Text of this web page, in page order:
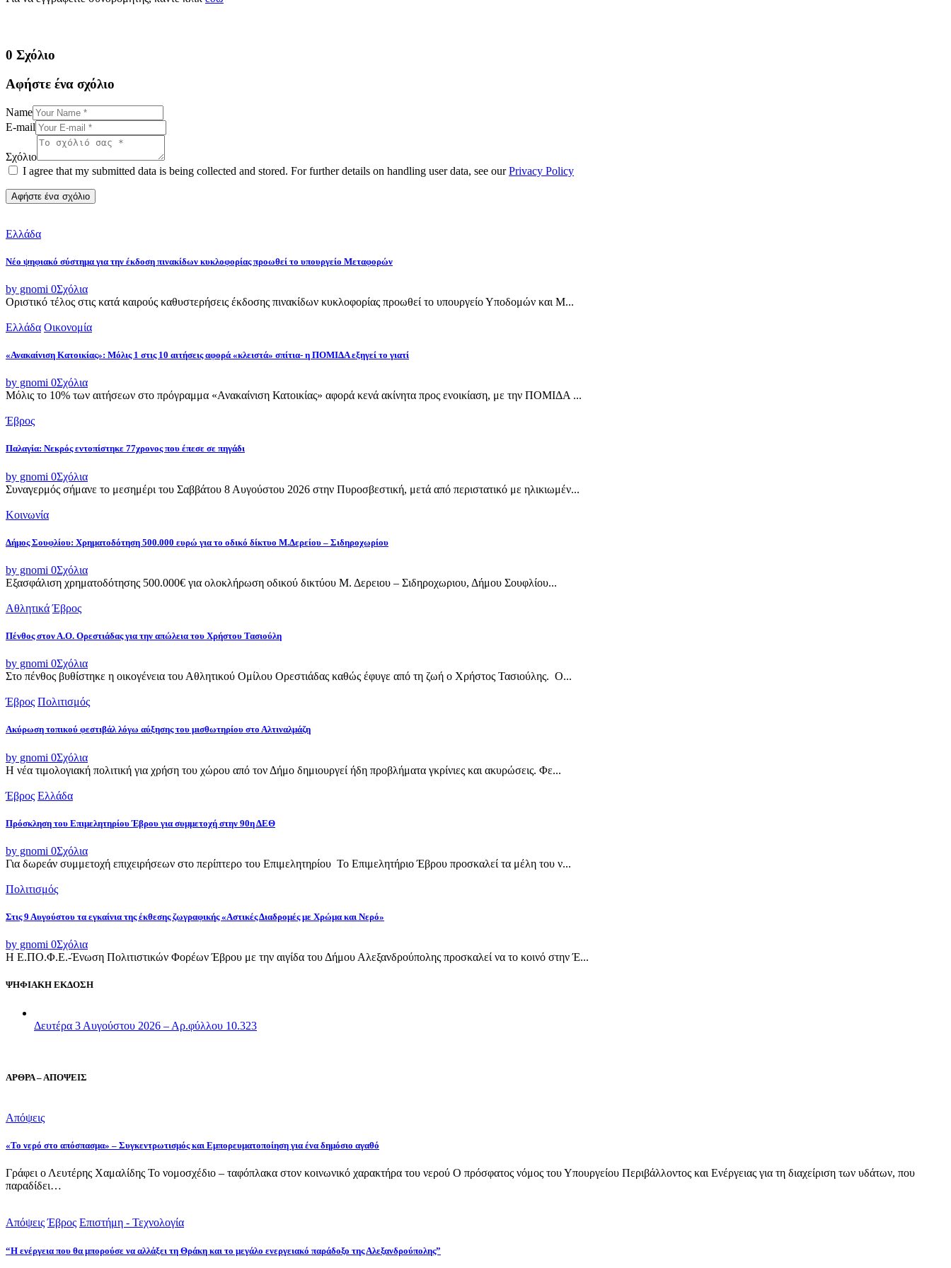
0 Σχόλιο
Αφήστε ένα σχόλιο
Name
E-mail
Σχόλιο
I agree that my submitted data is being collected and stored. For further details on handling user data, see ourPrivacy Policy
Ελλάδα
Νέο ψηφιακό σύστημα για την έκδοση πινακίδων κυκλοφορίας προωθεί το υπουργείο Μεταφορών
by gnomi 0Σχόλια
Οριστικό τέλος στις κατά καιρούς καθυστερήσεις έκδοσης πινακίδων κυκλοφορίας προωθεί το υπουργείο Υποδομών και Μ...
Ελλάδα Οικονομία
«Ανακαίνιση Κατοικίας»: Μόλις 1 στις 10 αιτήσεις αφορά «κλειστά» σπίτια- η ΠΟΜΙΔΑ εξηγεί το γιατί
by gnomi 0Σχόλια
Μόλις το 10% των αιτήσεων στο πρόγραμμα «Ανακαίνιση Κατοικίας» αφορά κενά ακίνητα προς ενοικίαση, με την ΠΟΜΙΔΑ ...
Έβρος
Παλαγία: Νεκρός εντοπίστηκε 77χρονος που έπεσε σε πηγάδι
by gnomi 0Σχόλια
Συναγερμός σήμανε το μεσημέρι του Σαββάτου 8 Αυγούστου 2026 στην Πυροσβεστική, μετά από περιστατικό με ηλικιωμέν...
Κοινωνία
Δήμος Σουφλίου: Χρηματοδότηση 500.000 ευρώ για το οδικό δίκτυο Μ.Δερείου – Σιδηροχωρίου
by gnomi 0Σχόλια
Εξασφάλιση χρηματοδότησης 500.000€ για ολοκλήρωση οδικού δικτύου Μ. Δερειου – Σιδηροχωριου, Δήμου Σουφλίου...
Αθλητικά Έβρος
Πένθος στον Α.Ο. Ορεστιάδας για την απώλεια του Χρήστου Τασιούλη
by gnomi 0Σχόλια
Στο πένθος βυθίστηκε η οικογένεια του Αθλητικού Ομίλου Ορεστιάδας καθώς έφυγε από τη ζωή ο Χρήστος Τασιούλης. Ο...
Έβρος Πολιτισμός
Ακύρωση τοπικού φεστιβάλ λόγω αύξησης του μισθωτηρίου στο Αλτιναλμάζη
by gnomi 0Σχόλια
Η νέα τιμολογιακή πολιτική για χρήση του χώρου από τον Δήμο δημιουργεί ήδη προβλήματα γκρίνιες και ακυρώσεις. Φε...
Έβρος Ελλάδα
Πρόσκληση του Επιμελητηρίου Έβρου για συμμετοχή στην 90η ΔΕΘ
by gnomi 0Σχόλια
Για δωρεάν συμμετοχή επιχειρήσεων στο περίπτερο του Επιμελητηρίου Το Επιμελητήριο Έβρου προσκαλεί τα μέλη του ν...
Πολιτισμός
Στις 9 Αυγούστου τα εγκαίνια της έκθεσης ζωγραφικής «Αστικές Διαδρομές με Χρώμα και Νερό»
by gnomi 0Σχόλια
Η Ε.ΠΟ.Φ.Ε.-Ένωση Πολιτιστικών Φορέων Έβρου με την αιγίδα του Δήμου Αλεξανδρούπολης προσκαλεί να το κοινό στην Έ...
ΨΗΦΙΑΚΗ ΕΚΔΟΣΗ
Δευτέρα 3 Αυγούστου 2026 – Αρ.φύλλου 10.323
ΑΡΘΡΑ – ΑΠΟΨΕΙΣ
Απόψεις
«Το νερό στο απόσπασμα» – Συγκεντρωτισμός και Εμπορευματοποίηση για ένα δημόσιο αγαθό
Γράφει ο Λευτέρης Χαμαλίδης Το νομοσχέδιο – ταφόπλακα στον κοινωνικό χαρακτήρα του νερού Ο πρόσφατος νόμος του Υπουργείου Περιβάλλοντος και Ενέργειας για τη διαχείριση των υδάτων, που
παραδίδει…
Απόψεις Έβρος Επιστήμη - Τεχνολογία
“Η ενέργεια που θα μπορούσε να αλλάξει τη Θράκη και το μεγάλο ενεργειακό παράδοξο της Αλεξανδρούπολης”